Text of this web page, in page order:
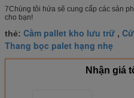
7Chúng tôi hứa sẽ cung cấp các sản
cho bạn!
thẻ: Cầm pallet kho lưu trữ ,
Thang bọc palet hạng nhẹ
Nhận giá